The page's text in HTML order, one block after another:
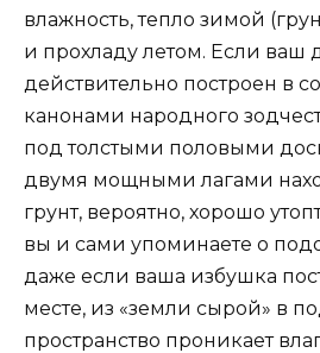
влажность, тепло зимой
и прохладу летом. Если ваш
действительно построен в
канонами народного
под толстыми половыми
двумя мощными лагами
грунт, вероятно, хорошо
вы и сами упоминаете о
даже если ваша избушка
месте, из «земли сырой» в
пространство проникает